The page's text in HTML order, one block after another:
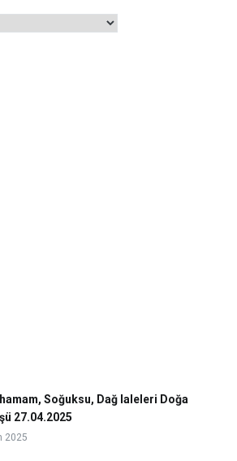
Soğuksu, Dağ laleleri Doğa
27.04.2025
2025